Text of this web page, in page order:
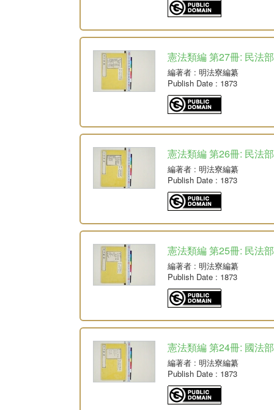
憲法類編 第27冊: 民法
編著者 : 明法寮編纂
Publish Date : 1873
憲法類編 第26冊: 民法
編著者 : 明法寮編纂
Publish Date : 1873
憲法類編 第25冊: 民法
編著者 : 明法寮編纂
Publish Date : 1873
憲法類編 第24冊: 國法
編著者 : 明法寮編纂
Publish Date : 1873